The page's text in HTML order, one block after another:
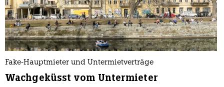
Fake-Hauptmieter und Untermietverträge
Wachgeküsst vom Untermieter